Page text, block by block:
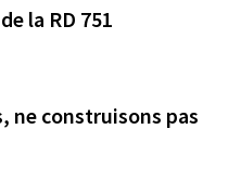
la RD 751
ne construisons pas